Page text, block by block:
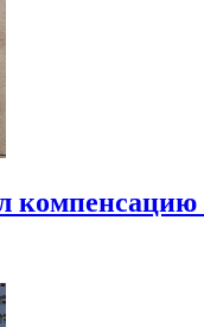
компенсацию